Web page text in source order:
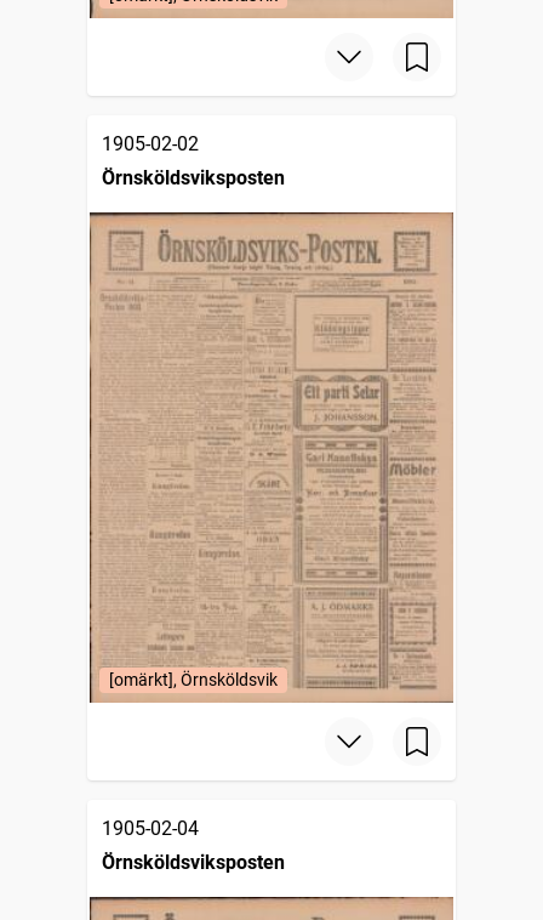
1905-02-02
Örnsköldsviksposten
[omärkt], Örnsköldsvik
1905-02-04
Örnsköldsviksposten